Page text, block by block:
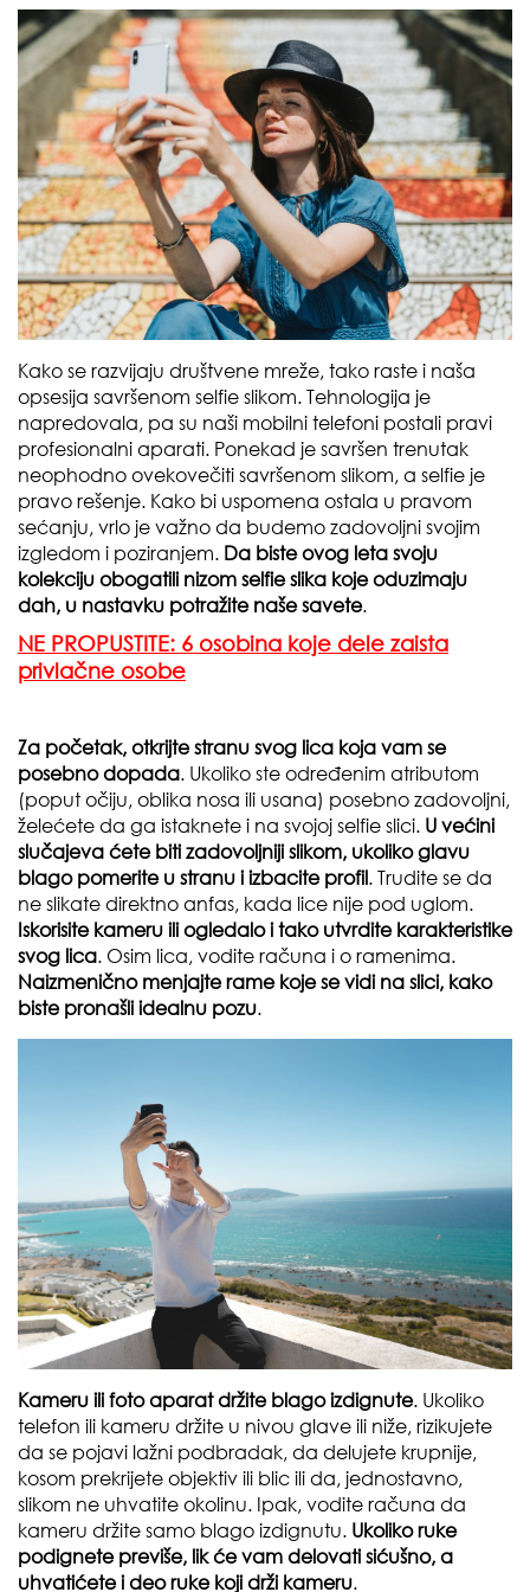
Kako se razvijaju društvene mreže, tako raste i naša
opsesija savršenom selfie slikom. Tehnologija je
napredovala, pa su naši mobilni telefoni postali pravi
profesionalni aparati. Ponekad je savršen trenutak
neophodno ovekovečiti savršenom slikom, a selfie je
pravo rešenje. Kako bi uspomena ostala u pravom
sećanju, vrlo je važno da budemo zadovoljni svojim
izgledom i poziranjem. Da biste ovog leta svoju
kolekciju obogatili nizom selfie slika koje oduzimaju
dah, u nastavku potražite naše savete.
NE PROPUSTITE: 6 osobina koje dele zaista
privlačne osobe
Za početak, otkrijte stranu svog lica koja vam se
posebno dopada. Ukoliko ste određenim atributom
(poput očiju, oblika nosa ili usana) posebno zadovoljni,
želećete da ga istaknete i na svojoj selfie slici. U većini
slučajeva ćete biti zadovoljniji slikom, ukoliko glavu
blago pomerite u stranu i izbacite profil. Trudite se da
ne slikate direktno anfas, kada lice nije pod uglom.
Iskorisite kameru ili ogledalo i tako utvrdite karakteristike
svog lica. Osim lica, vodite računa i o ramenima.
Naizmenično menjajte rame koje se vidi na slici, kako
biste pronašli idealnu pozu.
Kameru ili foto aparat držite blago izdignute. Ukoliko
telefon ili kameru držite u nivou glave ili niže, rizikujete
da se pojavi lažni podbradak, da delujete krupnije,
kosom prekrijete objektiv ili blic ili da, jednostavno,
slikom ne uhvatite okolinu. Ipak, vodite računa da
kameru držite samo blago izdignutu. Ukoliko ruke
podignete previše, lik će vam delovati sićušno, a
uhvatićete i deo ruke koji drži kameru.